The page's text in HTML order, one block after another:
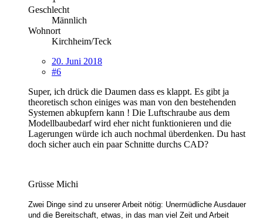
Geschlecht
Männlich
Wohnort
Kirchheim/Teck
20. Juni 2018
#6
Super, ich drück die Daumen dass es klappt. Es gibt ja
theoretisch schon einiges was man von den bestehenden
Systemen abkupfern kann ! Die Luftschraube aus dem
Modellbaubedarf wird eher nicht funktionieren und die
Lagerungen würde ich auch nochmal überdenken. Du hast
doch sicher auch ein paar Schnitte durchs CAD?
Grüsse Michi
Zwei Dinge sind zu unserer Arbeit nötig: Unermüdliche Ausdauer
und die Bereitschaft, etwas, in das man viel Zeit und Arbeit